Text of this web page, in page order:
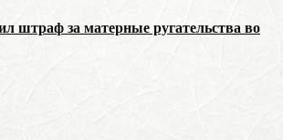
штраф за матерные ругательства во